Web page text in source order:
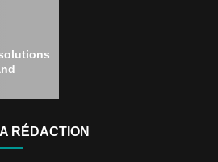
RÉDACTION